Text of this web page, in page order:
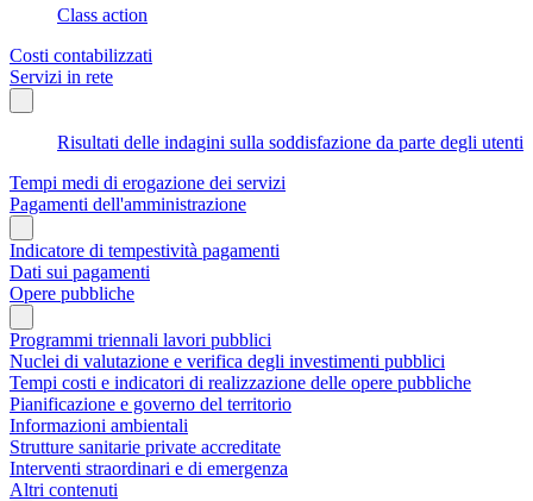
Class action
Costi contabilizzati
Servizi in rete
Risultati delle indagini sulla soddisfazione da parte degli utenti
Tempi medi di erogazione dei servizi
Pagamenti dell'amministrazione
Indicatore di tempestività pagamenti
Dati sui pagamenti
Opere pubbliche
Programmi triennali lavori pubblici
Nuclei di valutazione e verifica degli investimenti pubblici
Tempi costi e indicatori di realizzazione delle opere pubbliche
Pianificazione e governo del territorio
Informazioni ambientali
Strutture sanitarie private accreditate
Interventi straordinari e di emergenza
Altri contenuti